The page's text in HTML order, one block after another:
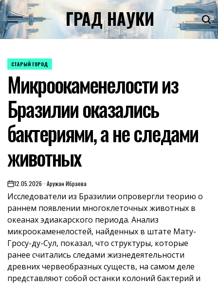
Skip
to
content
ГРАД НАУКИ
POSTED
СТАРЫЙ ГОРОД
Микроокаменелости из
Бразилии оказались
бактериями, а не следами
животных
on12.05.2026 Аружан Ибраева
Исследователи из Бразилии опровергли теорию о
раннем появлении многоклеточных животных в
океанах эдиакарского периода. Анализ
микроокаменелостей, найденных в штате Мату-
Гросу-ду-Сул, показал, что структуры, которые
ранее считались следами жизнедеятельности
древних червеобразных существ, на самом деле
представляют собой останки колоний бактерий и